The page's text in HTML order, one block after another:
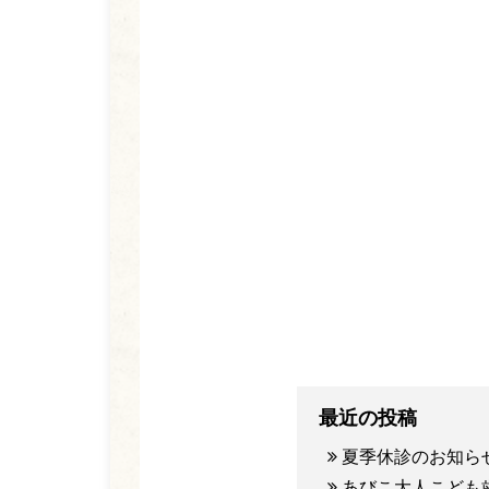
最近の投稿
夏季休診のお知ら